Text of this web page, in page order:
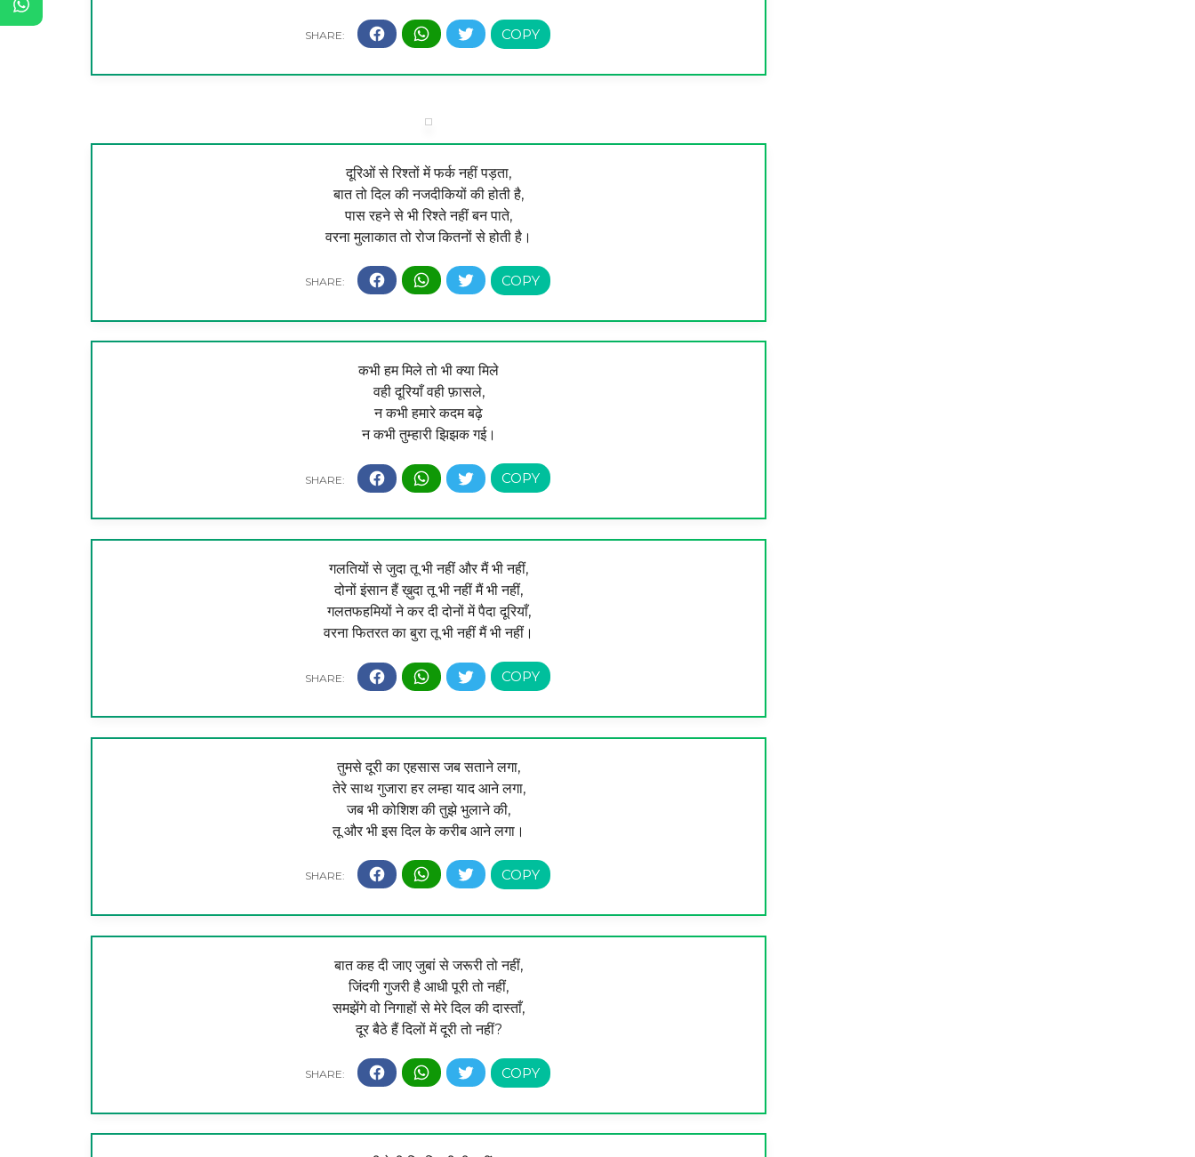
दूरिओं से रिश्तों में फर्क नहीं पड़ता,
बात तो दिल की नजदीकियों की होती है,
पास रहने से भी रिश्ते नहीं बन पाते,
वरना मुलाकात तो रोज कितनों से होती है।
कभी हम मिले तो भी क्या मिले
वही दूरियाँ वही फ़ासले,
न कभी हमारे कदम बढ़े
न कभी तुम्हारी झिझक गई।
गलतियों से जुदा तू भी नहीं और मैं भी नहीं,
दोनों इंसान हैं ख़ुदा तू भी नहीं मैं भी नहीं,
गलतफहमियों ने कर दी दोनों में पैदा दूरियाँ,
वरना फितरत का बुरा तू भी नहीं मैं भी नहीं।
तुमसे दूरी का एहसास जब सताने लगा,
तेरे साथ गुजारा हर लम्हा याद आने लगा,
जब भी कोशिश की तुझे भुलाने की,
तू और भी इस दिल के करीब आने लगा।
बात कह दी जाए जुबां से जरूरी तो नहीं,
जिंदगी गुजरी है आधी पूरी तो नहीं,
समझेंगे वो निगाहों से मेरे दिल की दास्ताँ,
दूर बैठे हैं दिलों में दूरी तो नहीं?